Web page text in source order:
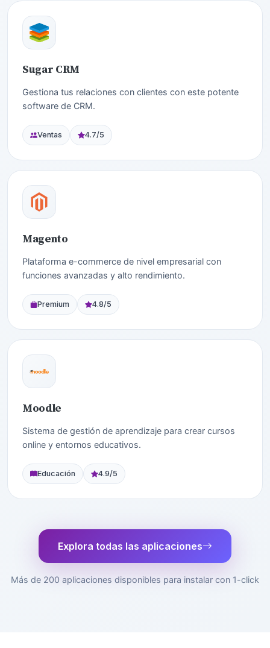
Sugar CRM
Gestiona tus relaciones con clientes con este potente
software de CRM.
Ventas 4.7/5
Magento
Plataforma e-commerce de nivel empresarial con
funciones avanzadas y alto rendimiento.
Premium 4.8/5
Moodle
Sistema de gestión de aprendizaje para crear cursos
online y entornos educativos.
Educación 4.9/5
Explora todas las aplicaciones
Más de 200 aplicaciones disponibles para instalar con 1-click